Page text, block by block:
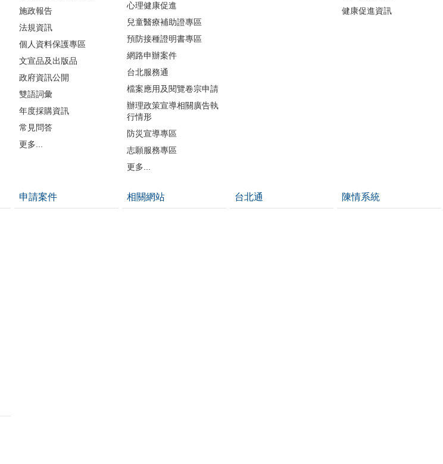
施政報告
法規資訊
個人資料保護專區
文宣品及出版品
政府資訊公開
雙語詞彙
年度採購資訊
常見問答
更多...
心理健康促進
兒童醫療補助證專區
預防接種證明書專區
網路申辦案件
台北服務通
檔案應用及閱覽卷宗申請
辦理政策宣導相關廣告執
行情形
防災宣導專區
志願服務專區
更多...
健康促進資訊
申請案件 相關網站 台北通 陳情系統